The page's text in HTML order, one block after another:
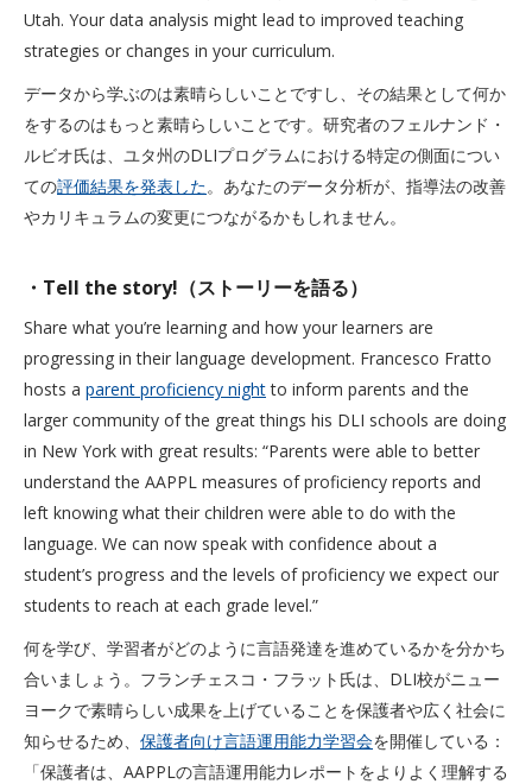
Utah. Your data analysis might lead to improved teaching
strategies or changes in your curriculum.
データから学ぶのは素晴らしいことですし、その結果として何か
をするのはもっと素晴らしいことです。研究者のフェルナンド・
ルビオ氏は、ユタ州のDLIプログラムにおける特定の側面につい
ての評価結果を発表した。あなたのデータ分析が、指導法の改善
やカリキュラムの変更につながるかもしれません。
・Tell the story!（ストーリーを語る）
Share what you’re learning and how your learners are
progressing in their language development. Francesco Fratto
hosts a parent proficiency nightto inform parents and the
larger community of the great things his DLI schools are doing
in New York with great results: “Parents were able to better
understand the AAPPL measures of proficiency reports and
left knowing what their children were able to do with the
language. We can now speak with confidence about a
student’s progress and the levels of proficiency we expect our
students to reach at each grade level.”
何を学び、学習者がどのように言語発達を進めているかを分かち
合いましょう。フランチェスコ・フラット氏は、DLI校がニュー
ヨークで素晴らしい成果を上げていることを保護者や広く社会に
知らせるため、 保護者向け言語運用能力学習会を開催している：
「保護者は、AAPPLの言語運用能力レポートをよりよく理解する